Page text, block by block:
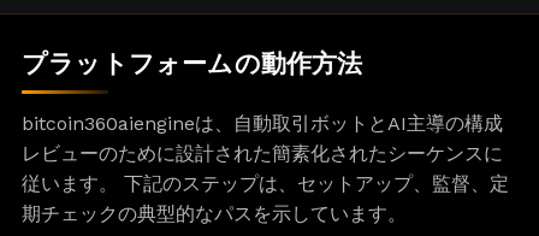
プラットフォームの動作方法
bitcoin360aiengineは、自動取引ボットとAI主導の構成
レビューのために設計された簡素化されたシーケンスに
従います。 下記のステップは、セットアップ、監督、定
期チェックの典型的なパスを示しています。